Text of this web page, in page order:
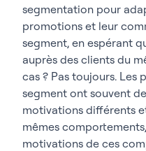
segmentation pour
promotions et leur
segment, en espérant
auprès des clients du
cas ? Pas toujours. Les
segment ont souvent
motivations différents
mêmes
motivations de ces